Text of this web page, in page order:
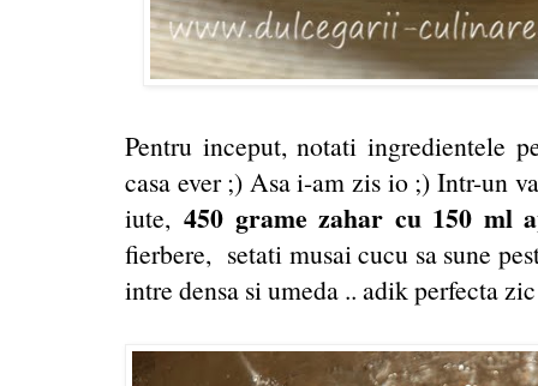
Pentru inceput, notati ingredientele
casa ever ;) Asa i-am zis io ;) Intr-un
iute,450 grame zahar cu 150 ml
fierbere, setati musai cucu sa sune
intre densa si umeda .. adik perfecta